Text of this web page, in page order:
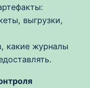
выгрузки,
какие журналы